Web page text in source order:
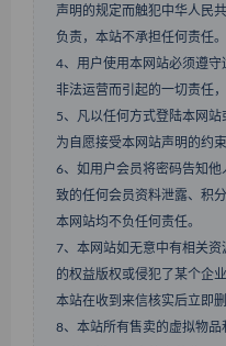
声明的规定而触犯中华人民
负责，本站不承担任何责任。
4、用户使用本网站必须遵守
非法运营而引起的一切责任
5、凡以任何方式登陆本网
为自愿接受本网站声明的约束
6、如用户会员将密码告知
致的任何会员资料泄露、积
本网站均不负任何责任。
7、本网站如无意中有相关
的权益版权或侵犯了某个企
本站在收到来信核实后立即
8、本站所有售卖的虚拟物